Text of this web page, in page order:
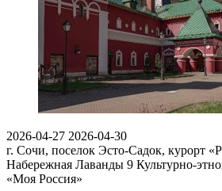
2026-04-27 2026-04-30
г. Сочи, поселок Эсто-Садок, курорт
Набережная Лаванды 9 Культурно-
«Моя Россия»